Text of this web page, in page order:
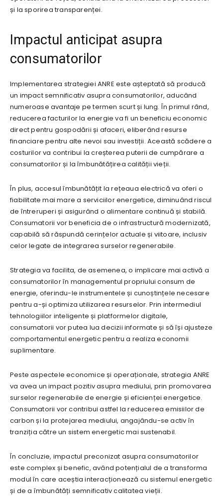
și la sporirea transparenței.
Impactul anticipat asupra
consumatorilor
Implementarea strategiei ANRE este așteptată să producă
un impact semnificativ asupra consumatorilor, aducând
numeroase avantaje pe termen scurt și lung. În primul rând,
reducerea facturilor la energie va fi un beneficiu economic
direct pentru gospodării și afaceri, eliberând resurse
financiare pentru alte nevoi sau investiții. Această scădere a
costurilor va contribui la creșterea puterii de cumpărare a
consumatorilor și la îmbunătățirea calității vieții.
În plus, accesul îmbunătățit la rețeaua electrică va oferi o
fiabilitate mai mare a serviciilor energetice, diminuând riscul
de întreruperi și asigurând o alimentare continuă și stabilă.
Consumatorii vor beneficia de o infrastructură modernizată,
capabilă să răspundă cerințelor actuale și viitoare, inclusiv
celor legate de integrarea surselor regenerabile.
Strategia va facilita, de asemenea, o implicare mai activă a
consumatorilor în managementul propriului consum de
energie, oferindu-le instrumentele și cunoștințele necesare
pentru a-și optimiza utilizarea resurselor. Prin intermediul
tehnologiilor inteligente și platformelor digitale,
consumatorii vor putea lua decizii informate și să își ajusteze
comportamentul energetic pentru a realiza economii
suplimentare.
Peste aspectele economice și operaționale, strategia ANRE
va avea un impact pozitiv asupra mediului, prin promovarea
surselor regenerabile de energie și eficienței energetice.
Consumatorii vor contribui astfel la reducerea emisiilor de
carbon și la protejarea mediului, angajându-se activ în
tranziția către un sistem energetic mai sustenabil.
În concluzie, impactul preconizat asupra consumatorilor
este complex și benefic, având potențialul de a transforma
modul în care aceștia interacționează cu sistemul energetic
și de a îmbunătăți semnificativ calitatea vieții.